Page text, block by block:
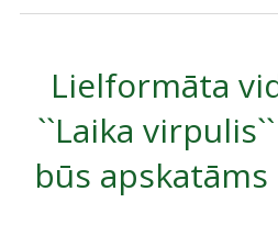
KONTAKTI
Lielformāta
``Laika
būs apskatāms